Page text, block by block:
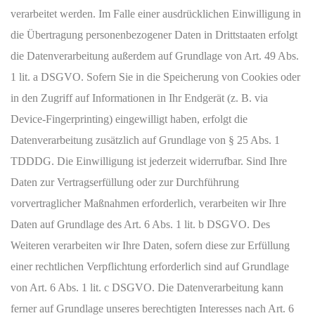
verarbeitet werden. Im Falle einer ausdrücklichen Einwilligung in
die Übertragung personenbezogener Daten in Drittstaaten erfolgt
die Datenverarbeitung außerdem auf Grundlage von Art. 49 Abs.
1 lit. a DSGVO. Sofern Sie in die Speicherung von Cookies oder
in den Zugriff auf Informationen in Ihr Endgerät (z. B. via
Device-Fingerprinting) eingewilligt haben, erfolgt die
Datenverarbeitung zusätzlich auf Grundlage von § 25 Abs. 1
TDDDG. Die Einwilligung ist jederzeit widerrufbar. Sind Ihre
Daten zur Vertragserfüllung oder zur Durchführung
vorvertraglicher Maßnahmen erforderlich, verarbeiten wir Ihre
Daten auf Grundlage des Art. 6 Abs. 1 lit. b DSGVO. Des
Weiteren verarbeiten wir Ihre Daten, sofern diese zur Erfüllung
einer rechtlichen Verpflichtung erforderlich sind auf Grundlage
von Art. 6 Abs. 1 lit. c DSGVO. Die Datenverarbeitung kann
ferner auf Grundlage unseres berechtigten Interesses nach Art. 6